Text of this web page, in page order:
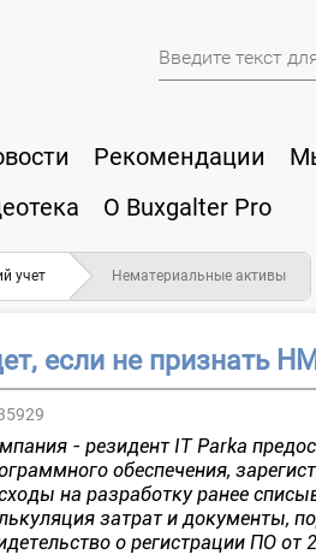
Рекомендации
О Buxgalter Pro
учет Нематериальные активы
если не признать
- резидент IT Parkа
обеспечения,
на разработку ранее
затрат и документы,
о регистрации ПО от